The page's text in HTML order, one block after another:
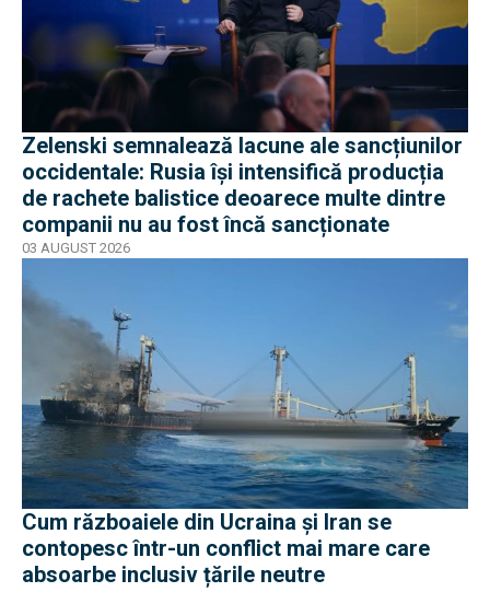
Zelenski semnalează lacune ale sancțiunilor
occidentale: Rusia își intensifică producția
de rachete balistice deoarece multe dintre
companii nu au fost încă sancționate
03 AUGUST 2026
Cum războaiele din Ucraina și Iran se
contopesc într-un conflict mai mare care
absoarbe inclusiv țările neutre